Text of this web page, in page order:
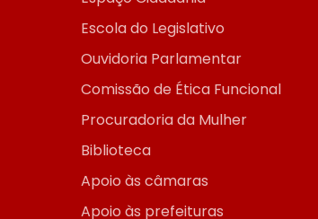
Escola do Legislativo
Ouvidoria Parlamentar
Comissão de Ética Funcional
Procuradoria da Mulher
Biblioteca
Apoio às câmaras
Apoio às prefeituras